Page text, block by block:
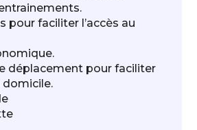
pour faciliter l’accès au
déplacement pour faciliter
domicile.